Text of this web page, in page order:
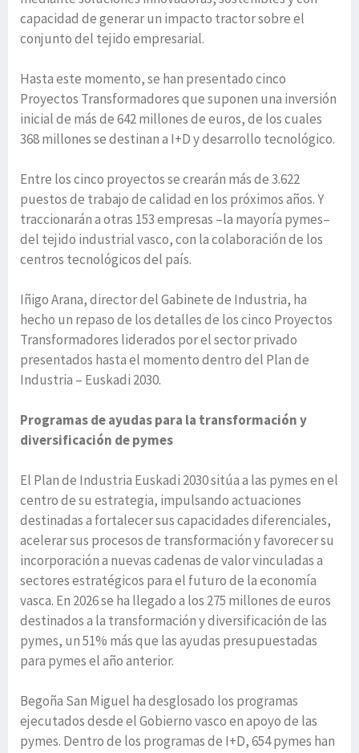
capacidad de generar un impacto tractor sobre el
conjunto del tejido empresarial.
Hasta este momento, se han presentado cinco
Proyectos Transformadores que suponen una inversión
inicial de más de 642 millones de euros, de los cuales
368 millones se destinan a I+D y desarrollo tecnológico.
Entre los cinco proyectos se crearán más de 3.622
puestos de trabajo de calidad en los próximos años. Y
traccionarán a otras 153 empresas –la mayoría pymes–
del tejido industrial vasco, con la colaboración de los
centros tecnológicos del país.
Iñigo Arana, director del Gabinete de Industria, ha
hecho un repaso de los detalles de los cinco Proyectos
Transformadores liderados por el sector privado
presentados hasta el momento dentro del Plan de
Industria – Euskadi 2030.
Programas de ayudas para la transformación y
diversificación de pymes
El Plan de Industria Euskadi 2030 sitúa a las pymes en el
centro de su estrategia, impulsando actuaciones
destinadas a fortalecer sus capacidades diferenciales,
acelerar sus procesos de transformación y favorecer su
incorporación a nuevas cadenas de valor vinculadas a
sectores estratégicos para el futuro de la economía
vasca. En 2026 se ha llegado a los 275 millones de euros
destinados a la transformación y diversificación de las
pymes, un 51% más que las ayudas presupuestadas
para pymes el año anterior.
Begoña San Miguel ha desglosado los programas
ejecutados desde el Gobierno vasco en apoyo de las
pymes. Dentro de los programas de I+D, 654 pymes han